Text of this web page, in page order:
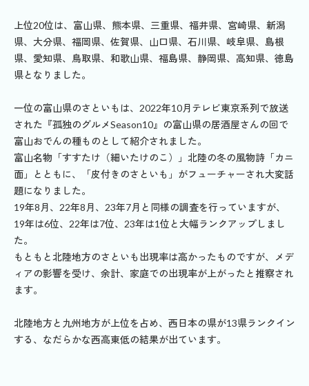
上位20位は、富山県、熊本県、三重県、福井県、宮崎県、新潟
県、大分県、福岡県、佐賀県、山口県、石川県、岐阜県、島根
県、愛知県、鳥取県、和歌山県、福島県、静岡県、高知県、徳島
県となりました。
一位の富山県のさといもは、2022年10月テレビ東京系列で放送
された『孤独のグルメSeason10』の富山県の居酒屋さんの回で
富山おでんの種ものとして紹介されました。
富山名物「すすたけ（細いたけのこ）」北陸の冬の風物詩「カニ
面」とともに、「皮付きのさといも」がフューチャーされ大変話
題になりました。
19年8月、22年8月、23年7月と同様の調査を行っていますが、
19年は6位、22年は7位、23年は1位と大幅ランクアップしまし
た。
もともと北陸地方のさといも出現率は高かったものですが、メデ
ィアの影響を受け、余計、家庭での出現率が上がったと推察され
ます。
北陸地方と九州地方が上位を占め、西日本の県が13県ランクイン
する、なだらかな西高東低の結果が出ています。